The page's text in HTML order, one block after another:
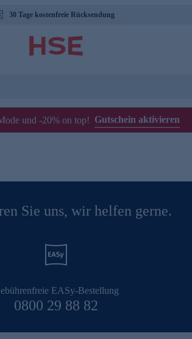
30 Tage kostenfreie Rücksendung
und -20% on top! Gutschein aktivieren
Sie uns, wir helfen gerne.
EASy-Bestellung
0800 29 88 82